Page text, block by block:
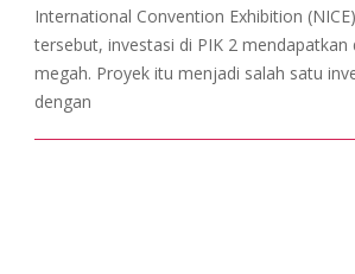
International Convention Exhibition
tersebut, investasi di PIK 2 mendapatkan
megah. Proyek itu menjadi salah satu
dengan